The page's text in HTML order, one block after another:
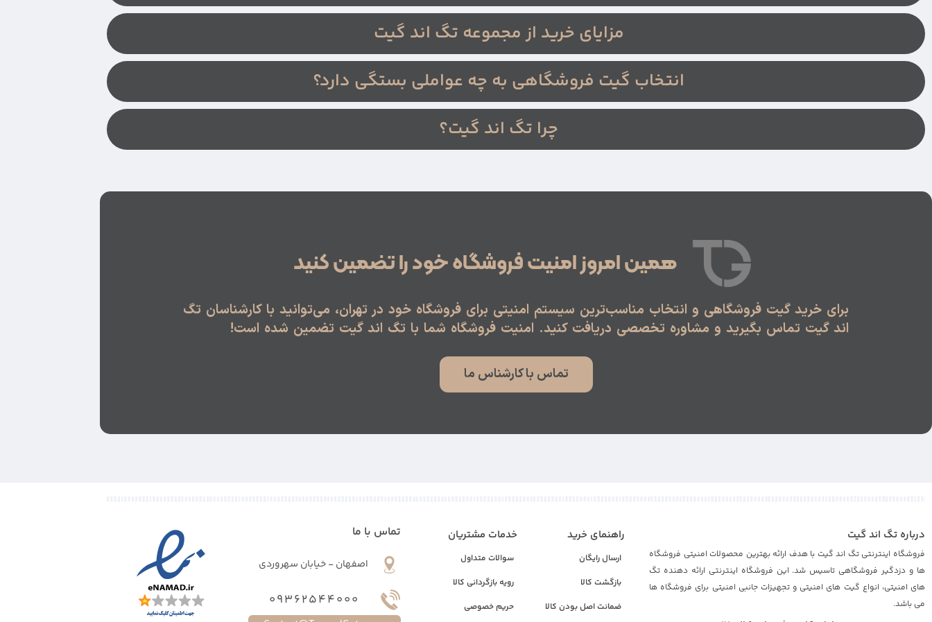
مزایای خرید از مجموعه تگ اند گیت
انتخاب گیت فروشگاهی به چه عواملی بستگی دارد؟
چرا تگ اند گیت؟
همین امروز امنیت فروشگاه خود را تضمین کنید
برای خرید گیت فروشگاهی و انتخاب مناسب‌ترین سیستم امنیتی برای فروشگاه خود در تهران، می‌توانید با کارشناسان تگ
اند گیت تماس بگیرید و مشاوره تخصصی دریافت کنید. امنیت فروشگاه شما با تگ اند گیت تضمین شده است!
تماس با کارشناس ما
درباره تگ اند گیت
فروشگاه اینترنتی تگ اند گیت با هدف ارائه بهترین محصولات امنیتی فروشگاه
ها و دزدگیر فروشگاهی تاسیس شد. این فروشگاه اینترنتی ارائه دهنده تگ
های امنیتی، انواع گیت های امنیتی و تجهیزات جانبی امنیتی برای فروشگاه ها
می باشد.
راهنمای خرید
ارسال رایگان
بازگشت کالا
ضمانت اصل بودن کالا
خدمات مشتریان
سوالات متداول
رویه بازگردانی کالا
حریم خصوصی
تماس با ما
اصفهان - خیابان سهروردی
09362544000